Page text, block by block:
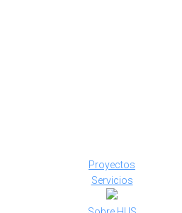
Proyectos
Servicios